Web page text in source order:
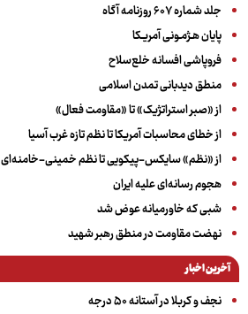
جلد شماره ۶۰۷ روزنامه آگاه
پایان هـژمـونی آمریـکا
فروپاشی افسانه خلع‌سلاح
منطق دیدبانی تمدن اسلامی
از «صبر استراتژیک» تا «مقاومت فعال»
از خطای محاسبات آمریکا تا نظم تازه غرب آسیا
از «نظم» سایکس-پیکویی تا نظم خمینی-خامنه‌ای
هجوم رسانه‌ای علیه ایران
شبی که خاورمیانه عوض شد
نهضت مقاومت در منطق رهبر شهید
آخرین اخبار
نجف و کربلا در آستانه ۵۰ درجه